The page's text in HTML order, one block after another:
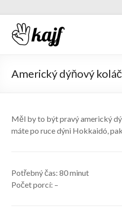
Americký dýňový koláč
Měl by to být pravý americký
máte po ruce dýni Hokkaidó,
Potřebný čas: 80 minut
Počet porcí: –